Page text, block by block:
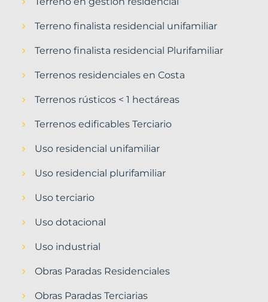
Terreno finalista residencial unifamiliar
Terreno finalista residencial Plurifamiliar
Terrenos residenciales en Costa
Terrenos rústicos < 1 hectáreas
Terrenos edificables Terciario
Uso residencial unifamiliar
Uso residencial plurifamiliar
Uso terciario
Uso dotacional
Uso industrial
Obras Paradas Residenciales
Obras Paradas Terciarias